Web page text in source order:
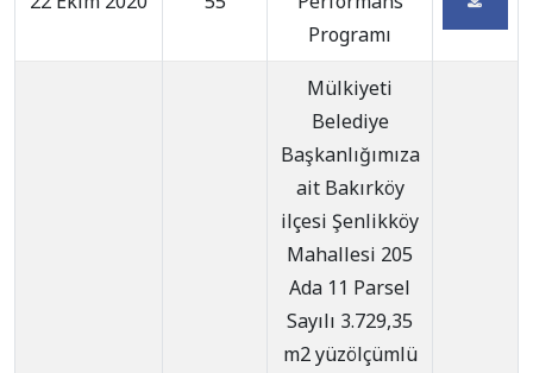
Programı
Mülkiyeti
Belediye
Başkanlığımıza
ait Bakırköy
ilçesi Şenlikköy
Mahallesi 205
Ada 11 Parsel
Sayılı 3.729,35
m2 yüzölçümlü